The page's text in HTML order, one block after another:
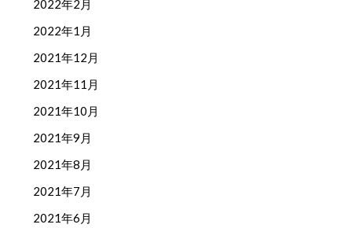
2022年2月
2022年1月
2021年12月
2021年11月
2021年10月
2021年9月
2021年8月
2021年7月
2021年6月